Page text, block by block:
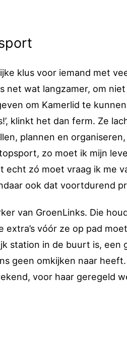
klus voor iemand met
net wat langzamer, om
om Kamerlid te
klinkt het dan ferm. Ze
plannen en
zo moet ik mijn
zó moet vraag ik me
ook dat voortdurend
van GroenLinks. Die
vóór ze op pad
station in de buurt is, een
geen omkijken naar
voor haar geregeld